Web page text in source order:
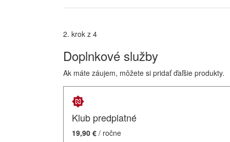
2. krok z 4
Doplnkové služby
Ak máte záujem, môžete si pridať ďaľšie produkty.
Klub predplatné
19,90 € / ročne